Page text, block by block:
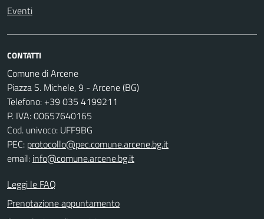
Eventi
CONTATTI
Comune di Arcene
Piazza S. Michele, 9 - Arcene (BG)
Telefono: +39 035 4199211
P. IVA: 00657640165
Cod. univoco: UFF9BG
PEC: protocollo@pec.comune.arcene.bg.it
email: info@comune.arcene.bg.it
Leggi le FAQ
Prenotazione appuntamento